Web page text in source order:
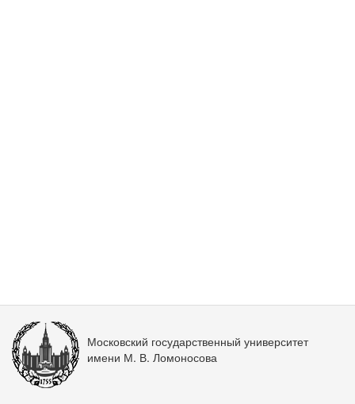
Московский государственный университет
имени М. В. Ломоносова